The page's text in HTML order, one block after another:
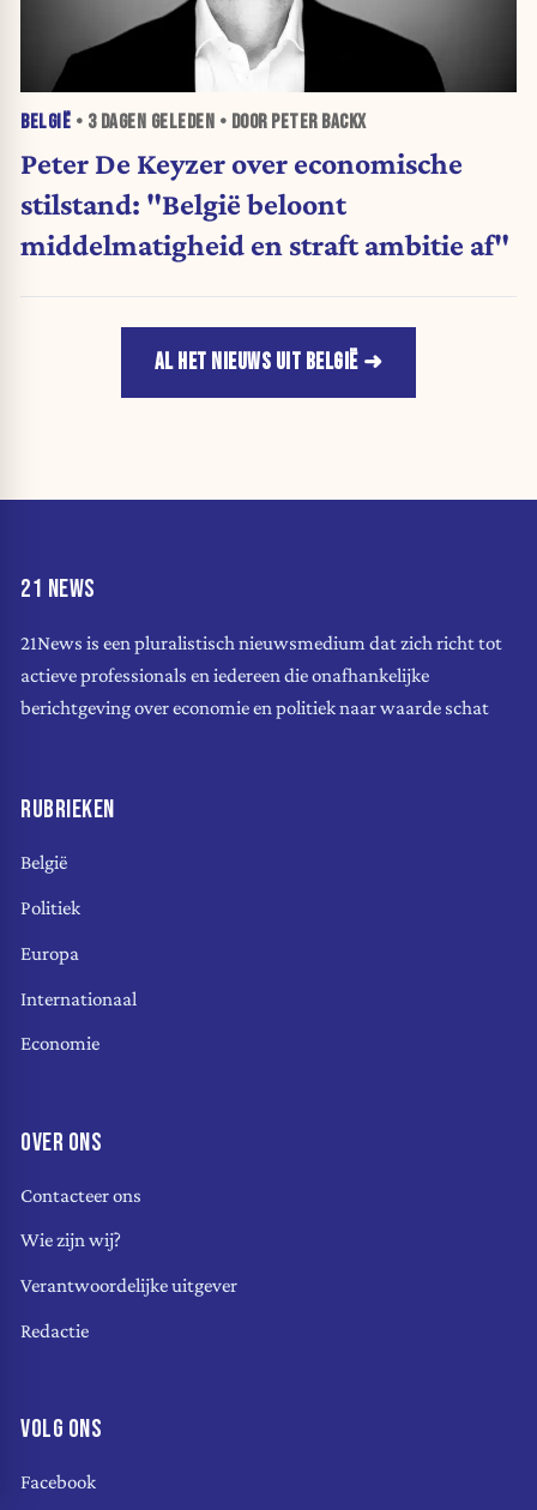
BELGIË • 3 DAGEN GELEDEN • DOOR PETER BACKX
Peter De Keyzer over economische
stilstand: "België beloont
middelmatigheid en straft ambitie af"
AL HET NIEUWS UIT BELGIË
21 NEWS
21News is een pluralistisch nieuwsmedium dat zich richt tot
actieve professionals en iedereen die onafhankelijke
berichtgeving over economie en politiek naar waarde schat
RUBRIEKEN
België
Politiek
Europa
Internationaal
Economie
OVER ONS
Contacteer ons
Wie zijn wij?
Verantwoordelijke uitgever
Redactie
VOLG ONS
Facebook